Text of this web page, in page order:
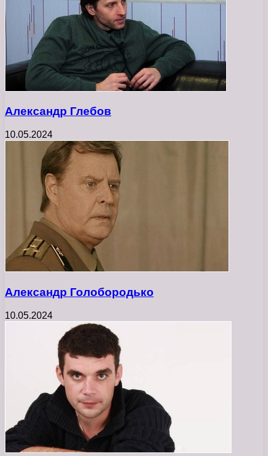
Александр Глебов
10.05.2024
Александр Голобородько
10.05.2024